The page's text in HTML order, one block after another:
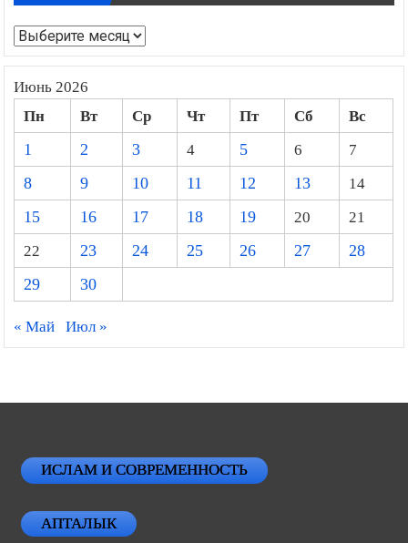
Архивы
Июнь 2026
Пн Вт Ср Чт Пт Сб
Вс
1
2 3 4 5 6
7
8
9 10 11 12 13
14
15
16 17 18 19 20
21
22
23 24 25 26 27
28
29
30
« Май Июл »
ИСЛАМ И СОВРЕМЕННОСТЬ
АПТАЛЫК